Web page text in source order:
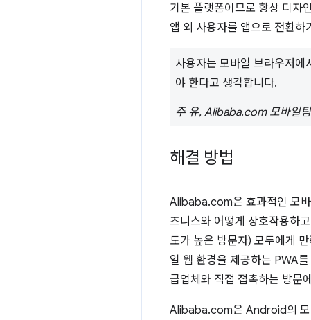
기본 플랫폼이므로 항상 디자
앱 외 사용자를 앱으로 전환
사용자는 모바일 브라우저에
야 한다고 생각합니다.
주 유, Alibaba.com 모바일
해결 방법
Alibaba.com은 효과적인 모바
즈니스와 어떻게 상호작용하
도가 높은 방문자) 모두에게
일 웹 환경을 제공하는 PWA
급업체와 직접 접촉하는 방문
Alibaba.com은 Android의 모